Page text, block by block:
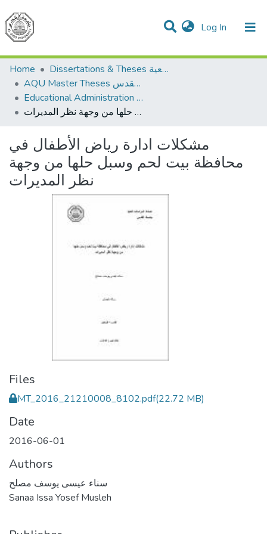
Log In (current)
Communities & Collections
All of DSpace
Home
Dissertations & Theses الرسائل الجامعية
AQU Master Theses الرسائل الجامعية الخاصة بجامعة القدس
Educational Administration الادارة التربوية
مشكلات ادارة رياض الأطفال في محافظة بيت لحم وسبل حلها من وجهة نظر المديرات
مشكلات ادارة رياض الأطفال في
محافظة بيت لحم وسبل حلها من وجهة
نظر المديرات
Files
MT_2016_21210008_8102.pdf(22.72 MB)
Date
2016-06-01
Authors
سناء عيسى يوسف مصلح
Sanaa Issa Yosef Musleh